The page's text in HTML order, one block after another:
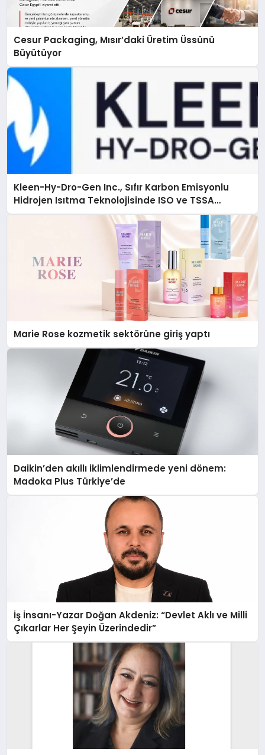
Cesur Packaging, Mısır’daki Üretim Üssünü
Büyütüyor
Kleen-Hy-Dro-Gen Inc., Sıfır Karbon Emisyonlu
Hidrojen Isıtma Teknolojisinde ISO ve TSSA
Düzenleyici Onaylarını Aldı
Marie Rose kozmetik sektörüne giriş yaptı
Daikin’den akıllı iklimlendirmede yeni dönem:
Madoka Plus Türkiye’de
İş İnsanı-Yazar Doğan Akdeniz: “Devlet Aklı ve Milli
Çıkarlar Her Şeyin Üzerindedir”